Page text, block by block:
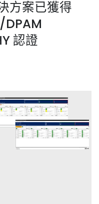
方案已獲得
DPAM
認證